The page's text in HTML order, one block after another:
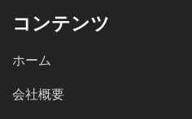
コンテンツ
ホーム
会社概要